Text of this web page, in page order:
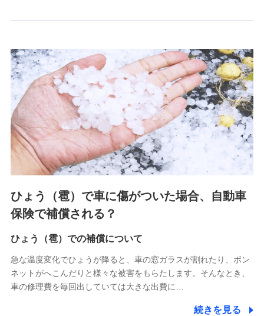
郵便、電話、およびＥメール等により、当社と取引のあるも
た維持管理等の委託業務遂行のため、またそれらに付帯、関
連する当社および提携会社のサービスを案内、提供するため
（なお、当社は複数の保険会社と取引があり、取得した個人
情報を取引のある他の保険会社の商品・サービスをご提案す
るために利用させていただくことがあります。）
上記に係る連絡・手続き・管理等付帯業務を行うため
3.セミナー募集サイトから取得した個人情報
各種セミナーの案内、開催のため
上記に係る連絡・手続き・管理等付帯業務を行うため
4.家族・友達紹介にて取得した個人情報
被紹介者への連絡、及び当社と取引のあるもしくは委託を受
けている保険会社・提携会社の保険その他に関する情報を提
供し、金融商品等の契約を勧奨するため
アンケートやキャンペーン等の実施のため
上記に係る連絡・手続き・管理等付帯業務を行うため
5.通話録音にて取得する情報
ひょう（雹）で車に傷がついた場合、自動車
保険で補償される？
ひょう（雹）での補償について
急な温度変化でひょうが降ると、車の窓ガラスが割れたり、ボン
ネットがへこんだりと様々な被害をもらたします。そんなとき、
車の修理費を毎回出していては大きな出費に…
続きを見る